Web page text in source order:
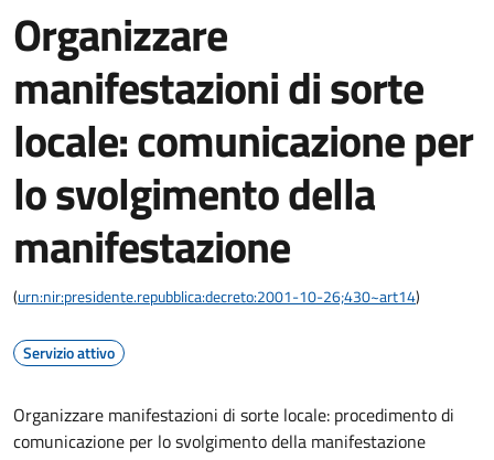
Organizzare
manifestazioni di sorte
locale: comunicazione per
lo svolgimento della
manifestazione
(urn:nir:presidente.repubblica:decreto:2001-10-26;430~art14)
Servizio attivo
Organizzare manifestazioni di sorte locale: procedimento di
comunicazione per lo svolgimento della manifestazione